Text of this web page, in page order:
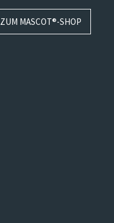
ZUM MASCOT®-SHOP